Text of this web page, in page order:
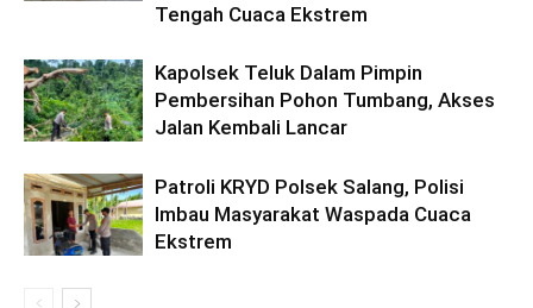
Tengah Cuaca Ekstrem
Kapolsek Teluk Dalam Pimpin
Pembersihan Pohon Tumbang, Akses
Jalan Kembali Lancar
Patroli KRYD Polsek Salang, Polisi
Imbau Masyarakat Waspada Cuaca
Ekstrem